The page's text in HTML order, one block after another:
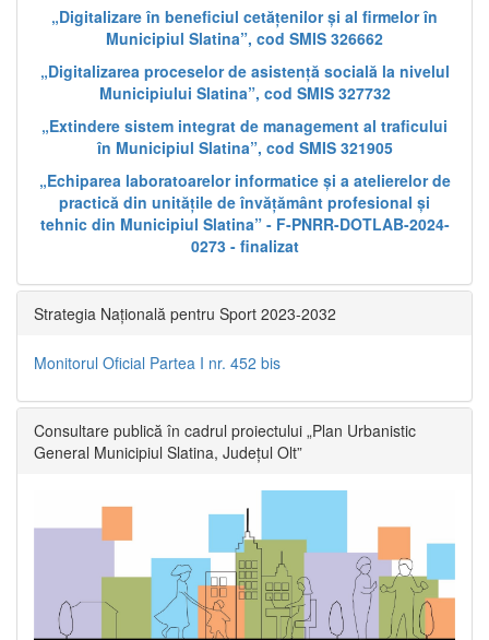
„Digitalizare în beneficiul cetățenilor și al firmelor în
Municipiul Slatina”, cod SMIS 326662
„Digitalizarea proceselor de asistență socială la nivelul
Municipiului Slatina”, cod SMIS 327732
„Extindere sistem integrat de management al traficului
în Municipiul Slatina”, cod SMIS 321905
„Echiparea laboratoarelor informatice și a atelierelor de
practică din unitățile de învățământ profesional și
tehnic din Municipiul Slatina” - F-PNRR-DOTLAB-2024-
0273 - finalizat
Strategia Națională pentru Sport 2023-2032
Monitorul Oficial Partea I nr. 452 bis
Consultare publică în cadrul proiectului „Plan Urbanistic
General Municipiul Slatina, Județul Olt”